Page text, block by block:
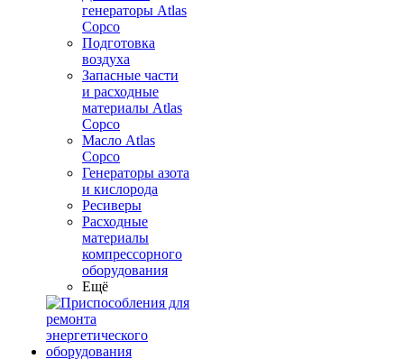
генераторы Atlas
Copco
Подготовка
воздуха
Запасные части
и расходные
материалы Atlas
Copco
Масло Atlas
Copco
Генераторы азота
и кислорода
Ресиверы
Расходные
материалы
компрессорного
оборудования
Ещё